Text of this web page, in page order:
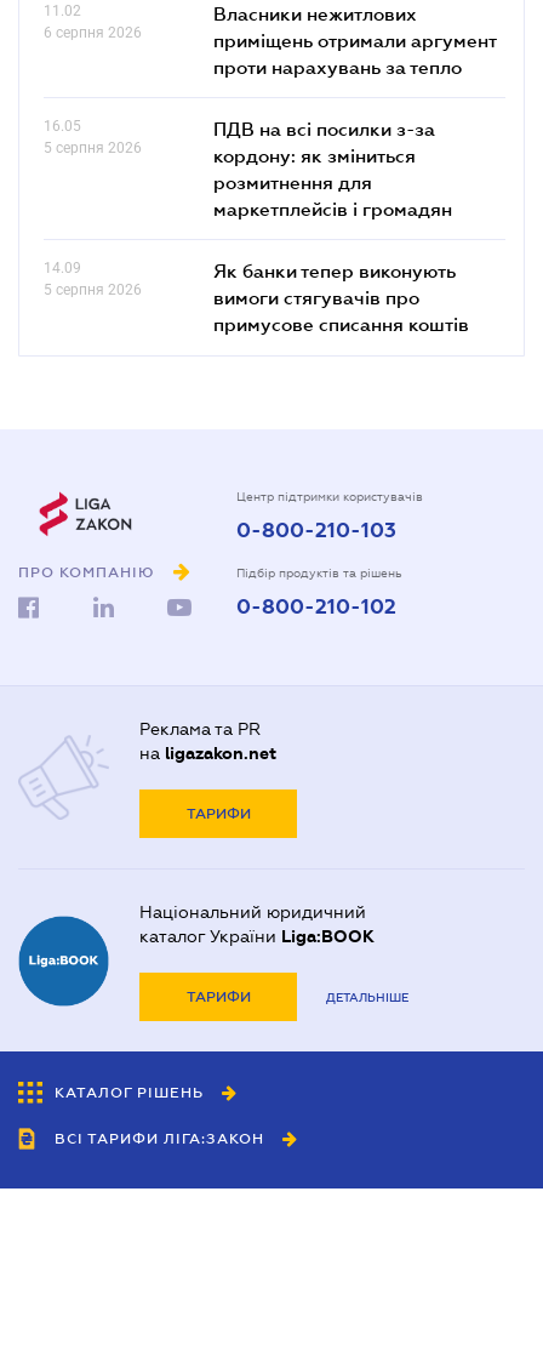
11.02
6 серпня 2026
Власники нежитлових
приміщень отримали аргумент
проти нарахувань за тепло
16.05
5 серпня 2026
ПДВ на всі посилки з-за
кордону: як зміниться
розмитнення для
маркетплейсів і громадян
14.09
5 серпня 2026
Як банки тепер виконують
вимоги стягувачів про
примусове списання коштів
ПРО КОМПАНІЮ
Центр підтримки користувачів
0-800-210-103
Підбір продуктів та рішень
0-800-210-102
Реклама та PR
на ligazakon.net
ТАРИФИ
Національний юридичний
каталог України Liga:BOOK
ТАРИФИ ДЕТАЛЬНІШЕ
КАТАЛОГ РІШЕНЬ
ВСІ ТАРИФИ ЛІГА:ЗАКОН